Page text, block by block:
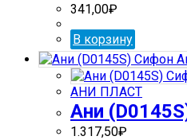
341,00₽
В корзину
АНИ ПЛАСТ
Ани
1.317,50₽